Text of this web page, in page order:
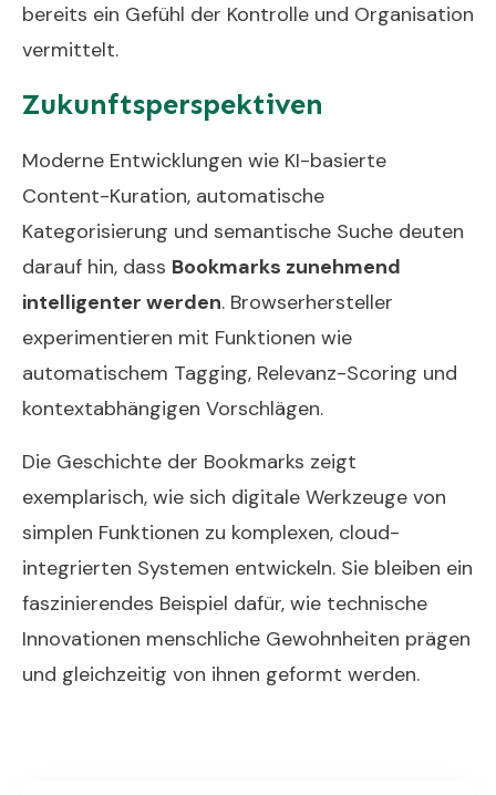
bereits ein Gefühl der Kontrolle und Organisation
vermittelt.
Zukunftsperspektiven
Moderne Entwicklungen wie KI-basierte
Content-Kuration, automatische
Kategorisierung und semantische Suche deuten
darauf hin, dass Bookmarks zunehmend
intelligenter werden. Browserhersteller
experimentieren mit Funktionen wie
automatischem Tagging, Relevanz-Scoring und
kontextabhängigen Vorschlägen.
Die Geschichte der Bookmarks zeigt
exemplarisch, wie sich digitale Werkzeuge von
simplen Funktionen zu komplexen, cloud-
integrierten Systemen entwickeln. Sie bleiben ein
faszinierendes Beispiel dafür, wie technische
Innovationen menschliche Gewohnheiten prägen
und gleichzeitig von ihnen geformt werden.